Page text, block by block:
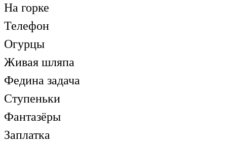
На горке
Телефон
Огурцы
Живая шляпа
Федина задача
Ступеньки
Фантазёры
Заплатка